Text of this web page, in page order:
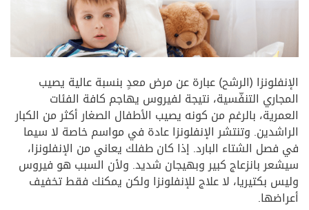
الإنفلونزا (الرشح) عبارة عن مرض معدٍ بنسبة عالية يصيب
المجاري التنفّسية، نتيجة لفيروس يهاجم كافة الفئات
العمرية، بالرغم من كونه يصيب الأطفال الصغار أكثر من الكبار
الراشدين. وتنتشر الإنفلونزا عادة في مواسم خاصة لا سيما
في فصل الشتاء البارد. إذا كان طفلك يعاني من الإنفلونزا،
سيشعر بانزعاج كبير وبهيجان شديد. ولأن السبب هو فيروس
وليس بكتيريا، لا علاج للإنفلونزا ولكن يمكنك فقط تخفيف
أعراضها.